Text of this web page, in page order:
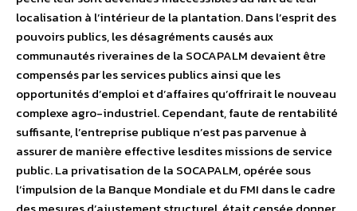
localisation à l’intérieur de la plantation. Dans l’esprit des
pouvoirs publics, les désagréments causés aux
communautés riveraines de la SOCAPALM devaient être
compensés par les services publics ainsi que les
opportunités d’emploi et d’affaires qu’offrirait le nouveau
complexe agro-industriel. Cependant, faute de rentabilité
suffisante, l’entreprise publique n’est pas parvenue à
assurer de manière effective lesdites missions de service
public. La privatisation de la SOCAPALM, opérée sous
l’impulsion de la Banque Mondiale et du FMI dans le cadre